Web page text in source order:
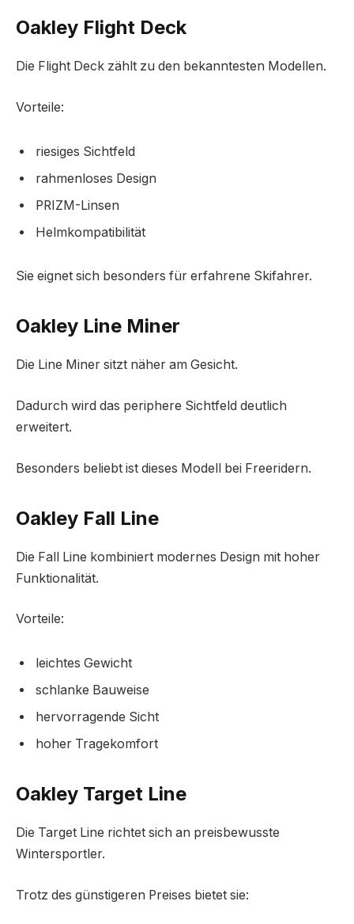
Oakley Flight Deck
Die Flight Deck zählt zu den bekanntesten Modellen.
Vorteile:
riesiges Sichtfeld
rahmenloses Design
PRIZM-Linsen
Helmkompatibilität
Sie eignet sich besonders für erfahrene Skifahrer.
Oakley Line Miner
Die Line Miner sitzt näher am Gesicht.
Dadurch wird das periphere Sichtfeld deutlich
erweitert.
Besonders beliebt ist dieses Modell bei Freeridern.
Oakley Fall Line
Die Fall Line kombiniert modernes Design mit hoher
Funktionalität.
Vorteile:
leichtes Gewicht
schlanke Bauweise
hervorragende Sicht
hoher Tragekomfort
Oakley Target Line
Die Target Line richtet sich an preisbewusste
Wintersportler.
Trotz des günstigeren Preises bietet sie: